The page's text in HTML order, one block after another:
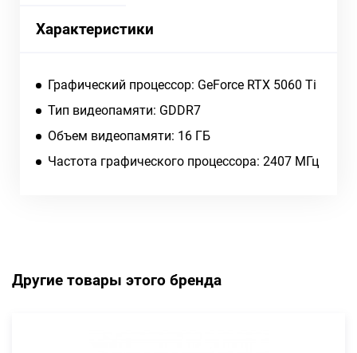
Характеристики
Графический процессор: GeForce RTX 5060 Ti
Тип видеопамяти: GDDR7
Объем видеопамяти: 16 ГБ
Частота графического процессора: 2407 МГц
Другие товары этого бренда